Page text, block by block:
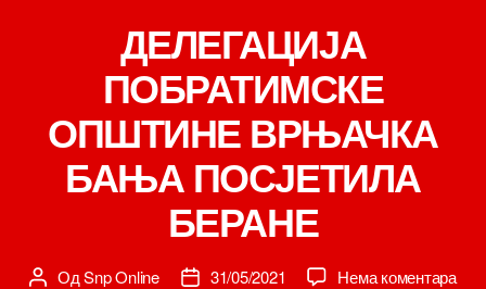
ДЕЛЕГАЦИЈА
ПОБРАТИМСКЕ
ОПШТИНЕ ВРЊАЧКА
БАЊА ПОСЈЕТИЛА
БЕРАНЕ
Аутор
ОдSnp Online
Датум31/05/2021 Нема коментарана